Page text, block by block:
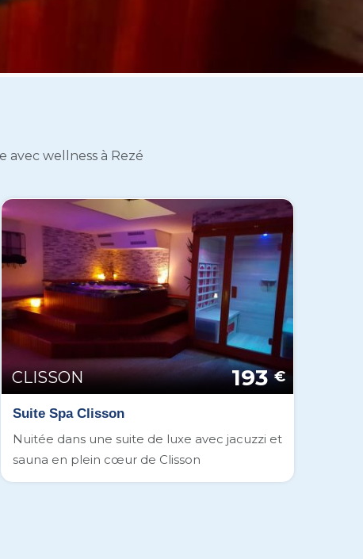
wellness à Rezé
CLISSON 193 €
Suite Spa Clisson
Nuitée dans une suite de luxe avec jacuzzi et
sauna en plein cœur de Clisson